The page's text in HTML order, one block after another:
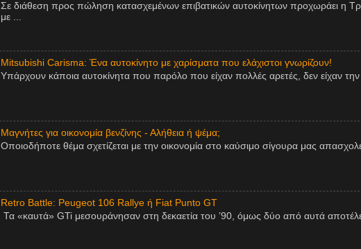
Σε διάθεση προς πώληση κατασχεμένων επιβατικών αυτοκίνητων προχωράει η
με ...
Mitsubishi Carisma: Ένα αυτοκίνητο με χαρίσματα που ελάχιστοι γνωρίζουν!
Υπάρχουν κάποια αυτοκίνητα που παρόλο που είχαν πολλές αρετές, δεν είχαν
Μαγνήτες για οικονομία βενζίνης - Αλήθεια ή ψέμα;
Οποιοδήποτε θέμα σχετίζεται με την οικονομία στο καύσιμο σίγουρα μας
Retro Battle: Peugeot 106 Rallye ή Fiat Punto GT
Τα «καυτά» GTi μεσουράνησαν στη δεκαετία του ’90, όμως δύο από αυτά